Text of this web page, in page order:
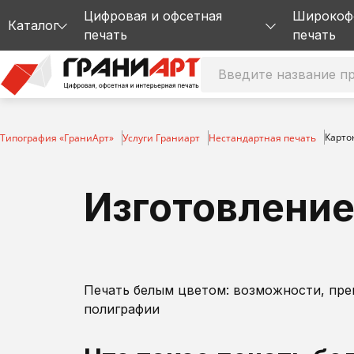
Каталог
Цифровая и офсетная
печать
Визитки
Буклеты и Брошюры
Евробуклеты
Открытки и приглашения
Пакеты бумажные
печать
Латексная
Бэклит
Планшетная
Типография «ГраниАрт» Услуги Граниарт Нестандартная печать
Печать белым цветом: возможности,
полиграфии